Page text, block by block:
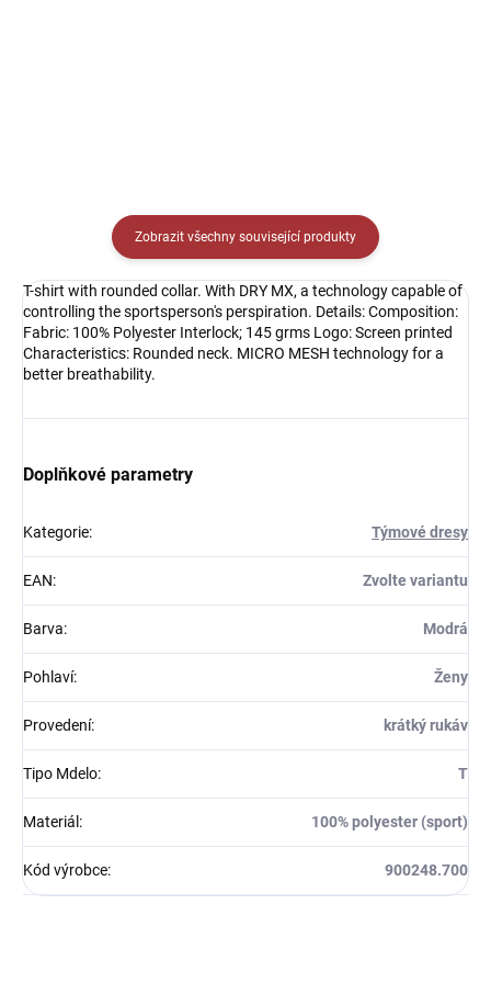
Zobrazit všechny související produkty
T-shirt with rounded collar. With DRY MX, a technology capable of
controlling the sportsperson's perspiration. Details: Composition:
Fabric: 100% Polyester Interlock; 145 grms Logo: Screen printed
Characteristics: Rounded neck. MICRO MESH technology for a
better breathability.
Doplňkové parametry
Kategorie: Týmové dresy
EAN: Zvolte variantu
Barva: Modrá
Pohlaví: Ženy
Provedení: krátký rukáv
Tipo Mdelo: T
Materiál : 100% polyester (sport)
Kód výrobce: 900248.700